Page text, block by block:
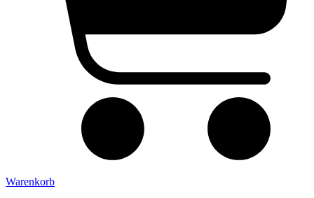
Warenkorb